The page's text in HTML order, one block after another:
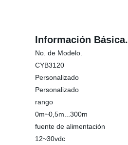
Información Básica.
No. de Modelo.
CYB3120
Personalizado
Personalizado
rango
0m~0,5m...300m
fuente de alimentación
12~30vdc